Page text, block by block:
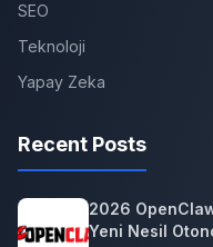
SEO
Teknoloji
Yapay Zeka
Recent Posts
2026
Yeni Nesil